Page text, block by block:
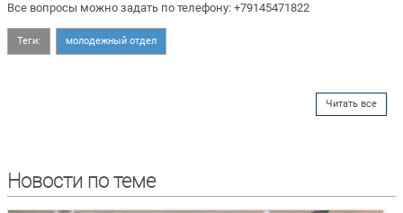
Все вопросы можно задать по телефону: +79145471822
Теги: молодежный отдел
Читать все
Новости по теме